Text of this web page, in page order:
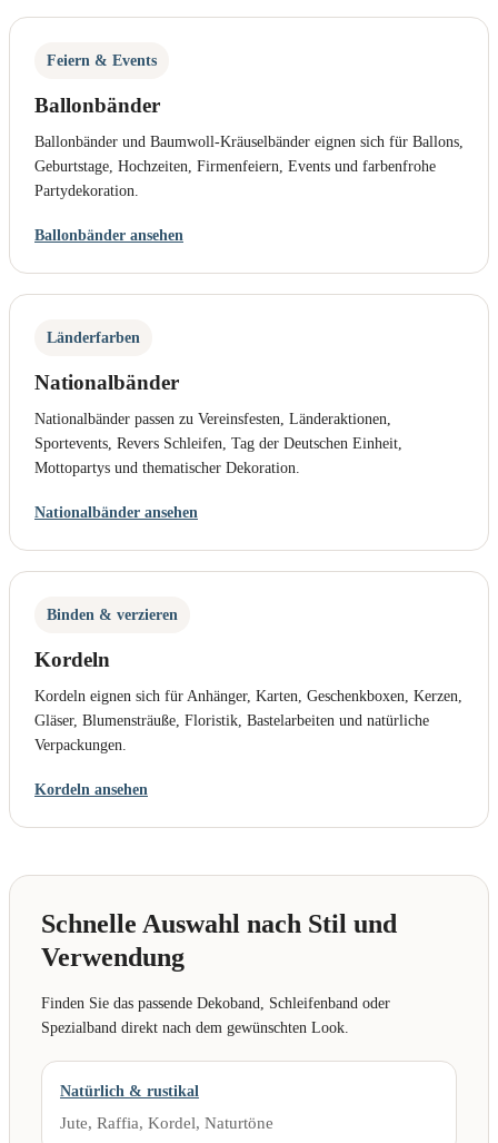
Feiern & Events
Ballonbänder
Ballonbänder und Baumwoll-Kräuselbänder eignen sich für Ballons,
Geburtstage, Hochzeiten, Firmenfeiern, Events und farbenfrohe
Partydekoration.
Ballonbänder ansehen
Länderfarben
Nationalbänder
Nationalbänder passen zu Vereinsfesten, Länderaktionen,
Sportevents, Revers Schleifen, Tag der Deutschen Einheit,
Mottopartys und thematischer Dekoration.
Nationalbänder ansehen
Binden & verzieren
Kordeln
Kordeln eignen sich für Anhänger, Karten, Geschenkboxen, Kerzen,
Gläser, Blumensträuße, Floristik, Bastelarbeiten und natürliche
Verpackungen.
Kordeln ansehen
Schnelle Auswahl nach Stil und
Verwendung
Finden Sie das passende Dekoband, Schleifenband oder
Spezialband direkt nach dem gewünschten Look.
Natürlich & rustikal
Jute, Raffia, Kordel, Naturtöne